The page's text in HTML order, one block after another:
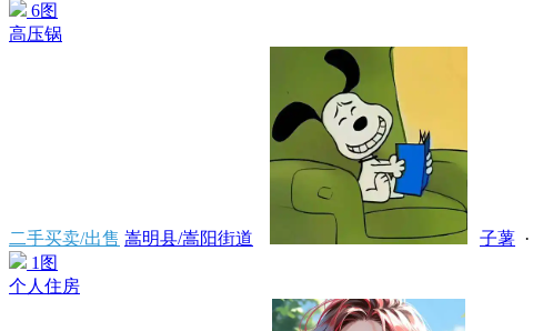
6图
高压锅
二手买卖/出售 嵩明县/嵩阳街道 子薯 ·
1图
个人住房